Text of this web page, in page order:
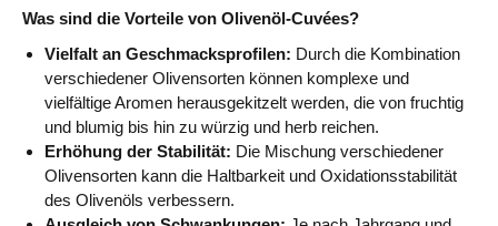
Was sind die Vorteile von Olivenöl-Cuvées?
Vielfalt an Geschmacksprofilen: Durch die Kombination
verschiedener Olivensorten können komplexe und
vielfältige Aromen herausgekitzelt werden, die von fruchtig
und blumig bis hin zu würzig und herb reichen.
Erhöhung der Stabilität: Die Mischung verschiedener
Olivensorten kann die Haltbarkeit und Oxidationsstabilität
des Olivenöls verbessern.